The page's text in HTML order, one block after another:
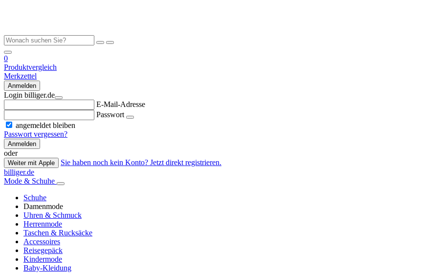
0
Produktvergleich
Merkzettel
Anmelden
Login billiger.de
E-Mail-Adresse
Passwort
angemeldet bleiben
Passwort vergessen?
Anmelden
oder
Weiter mit Apple
Sie haben noch kein Konto? Jetzt direkt registrieren.
billiger.de
Mode & Schuhe
Schuhe
Damenmode
Uhren & Schmuck
Herrenmode
Taschen & Rucksäcke
Accessoires
Reisegepäck
Kindermode
Baby-Kleidung